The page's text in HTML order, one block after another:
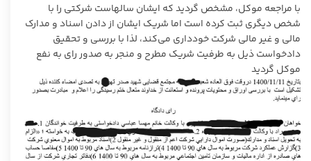
با مراجعه موکل، مشخص گردید که ایشان سالهاست شرکتی را با
شخص دیگری ثبت کرده است اما شریک ایشان از دادن اسناد و مدارک
مالی و غیر مالی شرکت خودداری می‌کند، لذا با بررسی و تحقیق
دادخواست ذیل به طرفیت شریک مطرح و منجر به صدور رای به نفع
موکل گردید